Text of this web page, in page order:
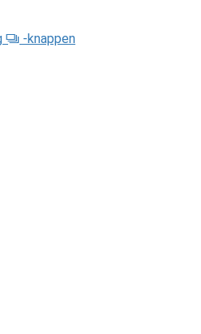
S -knappen